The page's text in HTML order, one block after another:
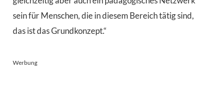
sein für Menschen, die in diesem Bereich tätig sind,
das ist das Grundkonzept.“
Werbung